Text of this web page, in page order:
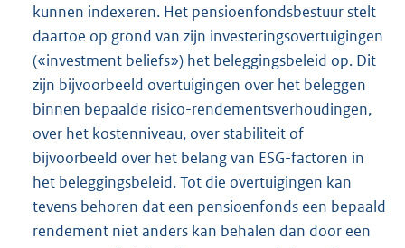
kunnen indexeren. Het pensioenfondsbestuur stelt
daartoe op grond van zijn investeringsovertuigingen
(«investment beliefs») het beleggingsbeleid op. Dit
zijn bijvoorbeeld overtuigingen over het beleggen
binnen bepaalde risico-rendementsverhoudingen,
over het kostenniveau, over stabiliteit of
bijvoorbeeld over het belang van ESG-factoren in
het beleggingsbeleid. Tot die overtuigingen kan
tevens behoren dat een pensioenfonds een bepaald
rendement niet anders kan behalen dan door een